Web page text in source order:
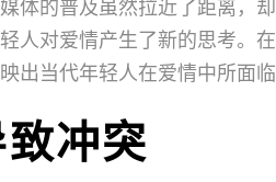
体的普及虽然拉近了距离，
人对爱情产生了新的思考。
出当代年轻人在爱情中所面临
冲突